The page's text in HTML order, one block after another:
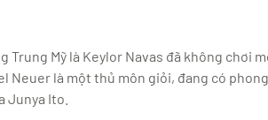
Trung Mỹ là Keylor Navas đã không chơi
là một thủ môn giỏi, đang có
Junya Ito.